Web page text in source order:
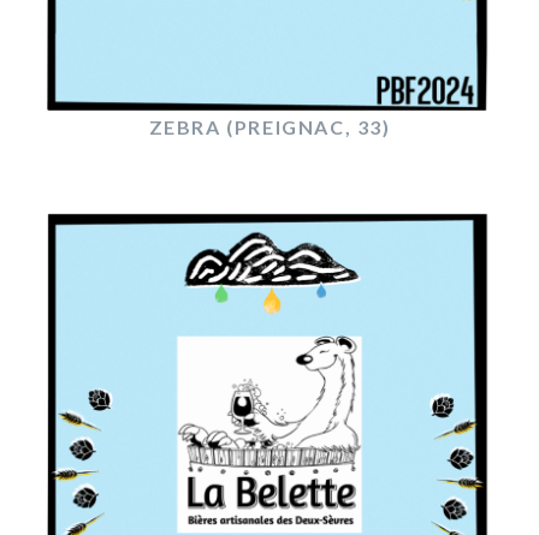
ZEBRA (PREIGNAC, 33)